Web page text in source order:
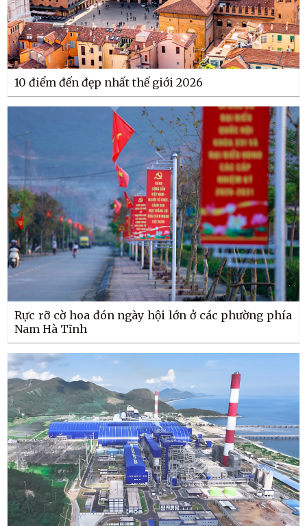
10 điểm đến đẹp nhất thế giới 2026
Rực rỡ cờ hoa đón ngày hội lớn ở các phường phía
Nam Hà Tĩnh